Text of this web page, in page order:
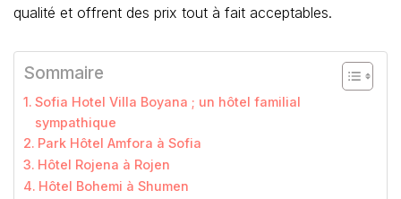
qualité et offrent des prix tout à fait acceptables.
Sommaire
Sofia Hotel Villa Boyana ; un hôtel familial
sympathique
Park Hôtel Amfora à Sofia
Hôtel Rojena à Rojen
Hôtel Bohemi à Shumen